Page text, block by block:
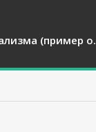
(пример о.